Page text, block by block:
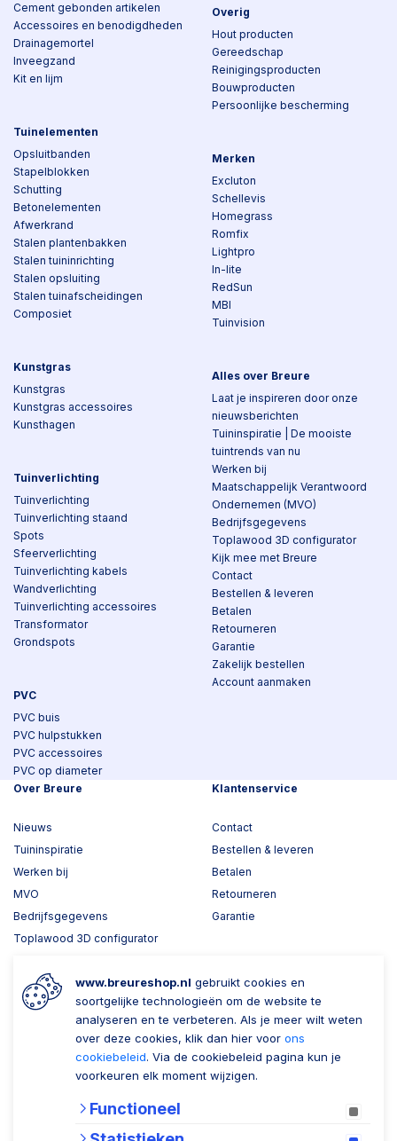
Cement gebonden artikelen
Accessoires en benodigdheden
Drainagemortel
Inveegzand
Kit en lijm
Tuinelementen
Opsluitbanden
Stapelblokken
Schutting
Betonelementen
Afwerkrand
Stalen plantenbakken
Stalen tuininrichting
Stalen opsluiting
Stalen tuinafscheidingen
Composiet
Kunstgras
Kunstgras
Kunstgras accessoires
Kunsthagen
Tuinverlichting
Tuinverlichting
Tuinverlichting staand
Spots
Sfeerverlichting
Tuinverlichting kabels
Wandverlichting
Tuinverlichting accessoires
Transformator
Grondspots
PVC
PVC buis
PVC hulpstukken
PVC accessoires
PVC op diameter
Overig
Hout producten
Gereedschap
Reinigingsproducten
Bouwproducten
Persoonlijke bescherming
Merken
Excluton
Schellevis
Homegrass
Romfix
Lightpro
In-lite
RedSun
MBI
Tuinvision
Alles over Breure
Laat je inspireren door onze
nieuwsberichten
Tuininspiratie | De mooiste
tuintrends van nu
Werken bij
Maatschappelijk Verantwoord
Ondernemen (MVO)
Bedrijfsgegevens
Toplawood 3D configurator
Kijk mee met Breure
Contact
Bestellen & leveren
Betalen
Retourneren
Garantie
Zakelijk bestellen
Account aanmaken
Over Breure
Nieuws
Tuininspiratie
Werken bij
MVO
Bedrijfsgegevens
Toplawood 3D configurator
Klantenservice
Contact
Bestellen & leveren
Betalen
Retourneren
Garantie
Wil je ons volgen? Zaken doen met Breure
Zakelijk bestellen
Account aanmaken
www.breureshop.nl gebruikt cookies en
soortgelijke technologieën om de website te
analyseren en te verbeteren. Als je meer wilt weten
over deze cookies, klik dan hier voor ons
cookiebeleid. Via de cookiebeleid pagina kun je
voorkeuren elk moment wijzigen.
Functioneel